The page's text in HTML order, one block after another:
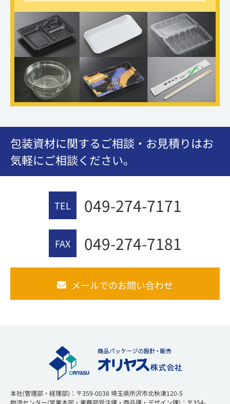
包装資材に関するご相談・お見積りはお
気軽にご相談ください。
TEL 049-274-7171
FAX 049-274-7181
メールでのお問い合わせ
本社(管理部・経理部)：〒359-0038 埼玉県所沢市北秋津120-5
物流センター(営業本部・業務部受注課・商品課・デザイン課)：〒354-